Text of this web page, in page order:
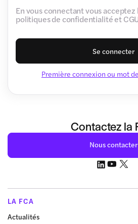
En vous connectant vous
politiques de confidentialité et
Se connecter
Première connexion ou mot
Contactez la
Nous contacter
LA FCA
Actualités